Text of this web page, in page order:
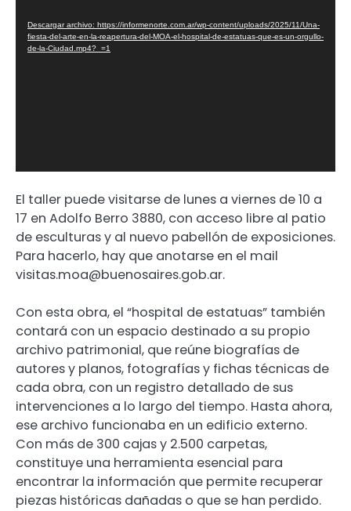
Descargar archivo: https://informenorte.com.ar/wp-content/uploads/2025/11/Una-
fiesta-del-arte-en-la-reapertura-del-MOA-el-hospital-de-estatuas-que-es-un-orgullo-
de-la-Ciudad.mp4?_=1
El taller puede visitarse de lunes a viernes de 10 a
17 en Adolfo Berro 3880, con acceso libre al patio
de esculturas y al nuevo pabellón de exposiciones.
Para hacerlo, hay que anotarse en el mail
visitas.moa@buenosaires.gob.ar.
Con esta obra, el “hospital de estatuas” también
contará con un espacio destinado a su propio
archivo patrimonial, que reúne biografías de
autores y planos, fotografías y fichas técnicas de
cada obra, con un registro detallado de sus
intervenciones a lo largo del tiempo. Hasta ahora,
ese archivo funcionaba en un edificio externo.
Con más de 300 cajas y 2.500 carpetas,
constituye una herramienta esencial para
encontrar la información que permite recuperar
piezas históricas dañadas o que se han perdido.